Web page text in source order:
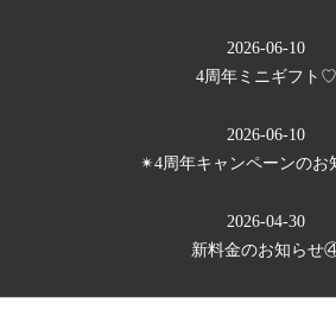
2026-06-10
4周年ミニギフト♡
2026-06-10
✴︎4周年キャンペーンのお
2026-04-30
新料金のお知らせ